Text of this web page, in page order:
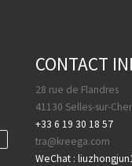
CONTACT
28 rue de Flandres
41130 Selles-sur-
+33 6 19 30 18 57
tra@kreega.com
WeChat :